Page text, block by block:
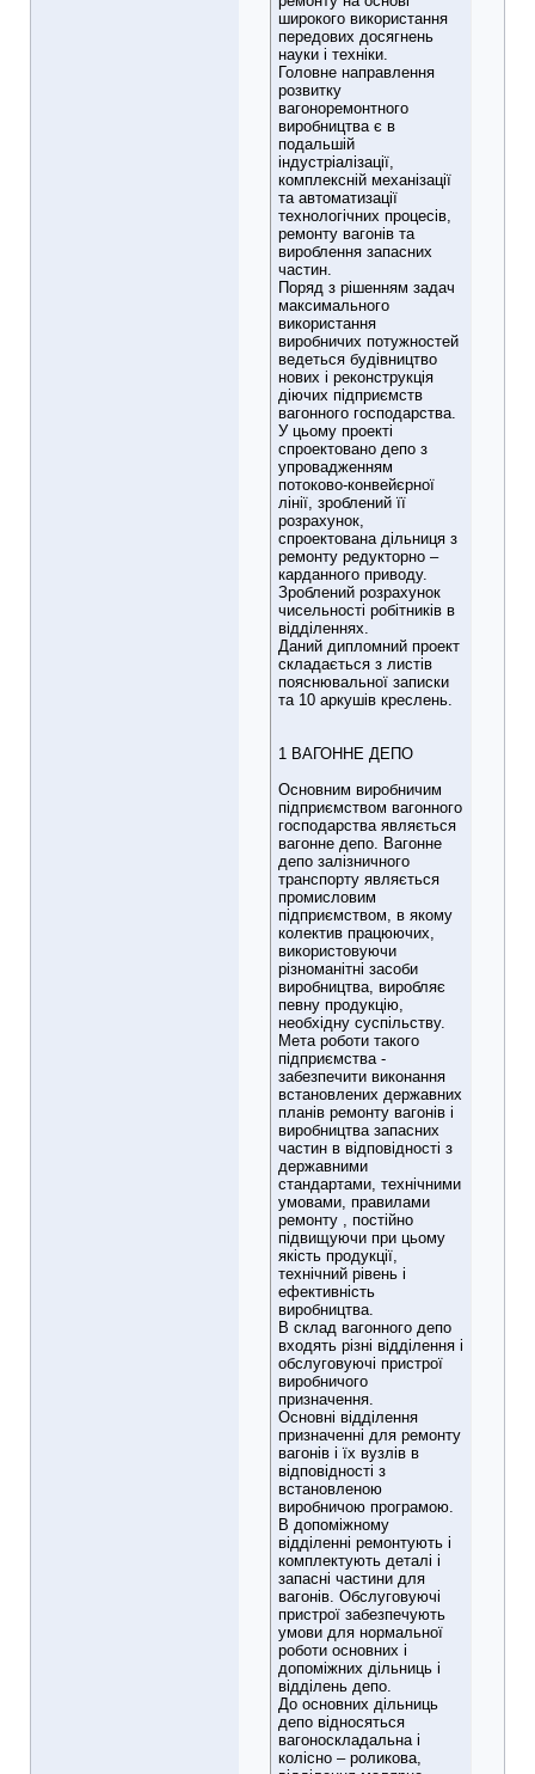
широкого використання
передових досягнень
науки і техніки.
Головне направлення
розвитку
вагоноремонтного
виробництва є в
подальшій
індустріалізації,
комплексній механізації
та автоматизації
технологічних процесів,
ремонту вагонів та
вироблення запасних
частин.
Поряд з рішенням задач
максимального
використання
виробничих потужностей
ведеться будівництво
нових і реконструкція
діючих підприємств
вагонного господарства.
У цьому проекті
спроектовано депо з
упровадженням
потоково-конвейєрної
лінії, зроблений її
розрахунок,
спроектована дільниця з
ремонту редукторно –
карданного приводу.
Зроблений розрахунок
чисельності робітників в
відділеннях.
Даний дипломний проект
складається з листів
пояснювальної записки
та 10 аркушів креслень.
1 ВАГОННЕ ДЕПО
Основним виробничим
підприємством вагонного
господарства являється
вагонне депо. Вагонне
депо залізничного
транспорту являється
промисловим
підприємством, в якому
колектив працюючих,
використовуючи
різноманітні засоби
виробництва, виробляє
певну продукцію,
необхідну суспільству.
Мета роботи такого
підприємства -
забезпечити виконання
встановлених державних
планів ремонту вагонів і
виробництва запасних
частин в відповідності з
державними
стандартами, технічними
умовами, правилами
ремонту , постійно
підвищуючи при цьому
якість продукції,
технічний рівень і
ефективність
виробництва.
В склад вагонного депо
входять різні відділення і
обслуговуючі пристрої
виробничого
призначення.
Основні відділення
призначенні для ремонту
вагонів і їх вузлів в
відповідності з
встановленою
виробничою програмою.
В допоміжному
відділенні ремонтують і
комплектують деталі і
запасні частини для
вагонів. Обслуговуючі
пристрої забезпечують
умови для нормальної
роботи основних і
допоміжних дільниць і
відділень депо.
До основних дільниць
депо відносяться
вагоноскладальна і
колісно – роликова,